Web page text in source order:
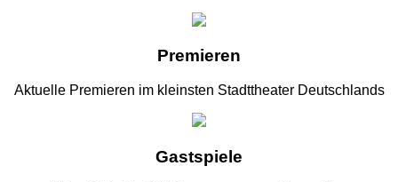
Premieren
Aktuelle Premieren im kleinsten Stadttheater Deutschlands
Gastspiele